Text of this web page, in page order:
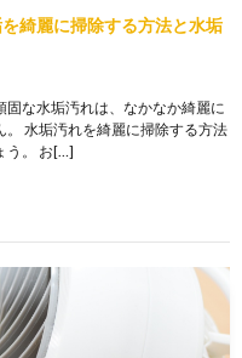
綺麗に掃除する方法と水垢
固な水垢汚れは、なかなか綺麗に
水垢汚れを綺麗に掃除する方法
う。 お[…]